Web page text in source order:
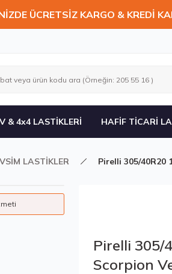
ÜCRETSİZ KARGO & KREDİ
& 4x4 LASTİKLERİ HAFİF TİCARİ
LASTİKLER Pirelli 305/40R20
Pirelli 305/
Scorpion